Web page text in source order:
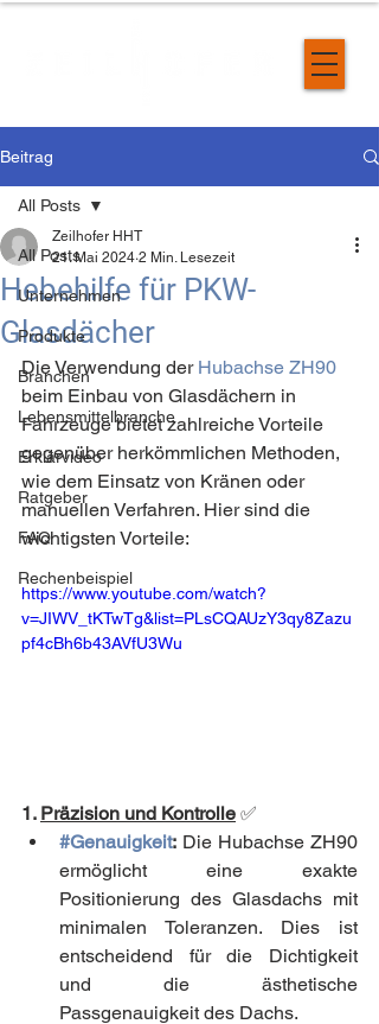
Beitrag
All Posts
Unternehmen
Produkte
Branchen
Lebensmittelbranche
Erklärvideo
Ratgeber
FAQ
Rechenbeispiel
All Posts
Hebehilfe für PKW-
Glasdächer
Zeilhofer HHT
21. Mai 2024 2 Min. Lesezeit
Die Verwendung der Hubachse ZH90
beim Einbau von Glasdächern in
Fahrzeuge bietet zahlreiche Vorteile
gegenüber herkömmlichen Methoden,
wie dem Einsatz von Kränen oder
manuellen Verfahren. Hier sind die
wichtigsten Vorteile:
https://www.youtube.com/watch?
v=JIWV_tKTwTg&list=PLsCQAUzY3qy8Zazu
pf4cBh6b43AVfU3Wu
1. Präzision und Kontrolle ✅
#Genauigkeit: Die Hubachse ZH90
ermöglicht eine exakte
Positionierung des Glasdachs mit
minimalen Toleranzen. Dies ist
entscheidend für die Dichtigkeit
und die ästhetische
Passgenauigkeit des Dachs.